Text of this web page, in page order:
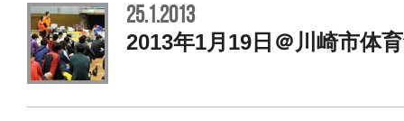
25.1.2013
2013年1月19日＠川崎市